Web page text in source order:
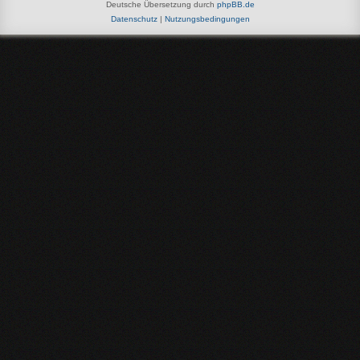
Deutsche Übersetzung durch phpBB.de
Datenschutz| Nutzungsbedingungen